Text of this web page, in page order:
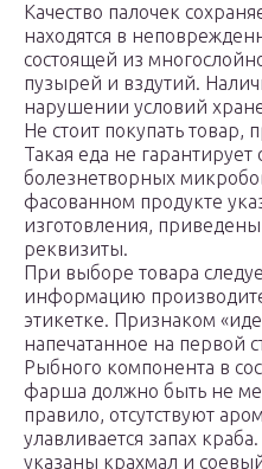
Качество палочек
находятся в
состоящей из
пузырей и вздутий.
нарушении условий
Не стоит покупать товар,
Такая еда не гарантирует
болезнетворных
фасованном продукте
изготовления,
реквизиты.
При выборе товара
информацию
этикетке. Признаком
напечатанное на первой
Рыбного компонента в
фарша должно быть не
правило, отсутствуют
улавливается запах
указаны крахмал и